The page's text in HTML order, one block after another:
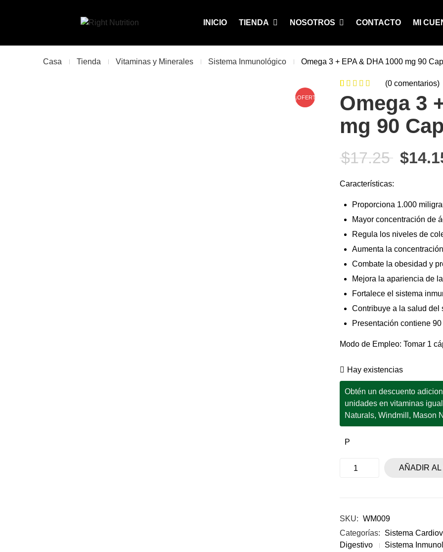
INICIO TIENDA NOSOTROS CONTACTO MI
Casa Tienda Vitaminas y Minerales Sistema Inmunológico Omega 3 + EPA & DHA 1000 mg 90
¡OFERTA! 0de
5
based on
0
customer
ratings
(0 comentarios)
Omega 3
mg 90
$17.25 El
$
Características:
Proporciona 1.000
Mayor concentración de
Regula los niveles de
Aumenta la
Combate la obesidad y
Mejora la apariencia de
Fortalece el sistema
Contribuye a la salud del
Presentación contiene
Modo de Empleo: Tomar 1
Hay existencias
Obtén un descuento
unidades en vitaminas
Naturals, Windmill, Mason
P
AÑADIR
SKU: WM009
Categorías:
Sistema
Digestivo
Sistema